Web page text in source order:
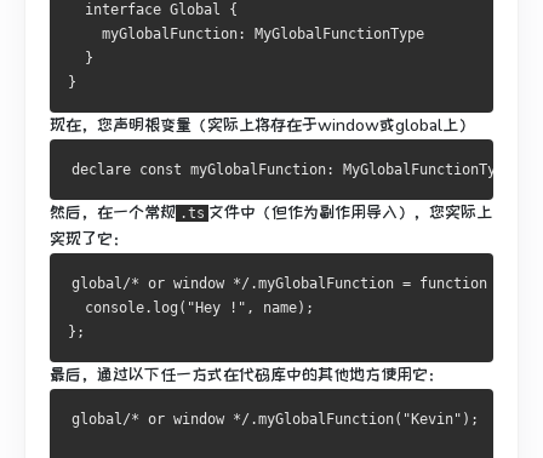
interface Global
{
    myGlobalFunction
:
MyGlobalFunctionType
}
}
现在，您声明根变量（实际上将存在于window或global上）
declare const myGlobalFunction: MyGlobalFunctionType
然后，在一个常规 .ts 文件中（但作为副作用导入），您实际上
实现了它：
global/* or window */ .myGlobalFunction = function
  console
. log ( "Hey !" , name);
};
最后，通过以下任一方式在代码库中的其他地方使用它：
global/* or window */ .myGlobalFunction( "Kevin" );